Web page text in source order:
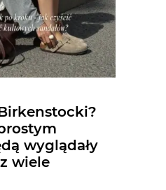
wyglądały
wiele